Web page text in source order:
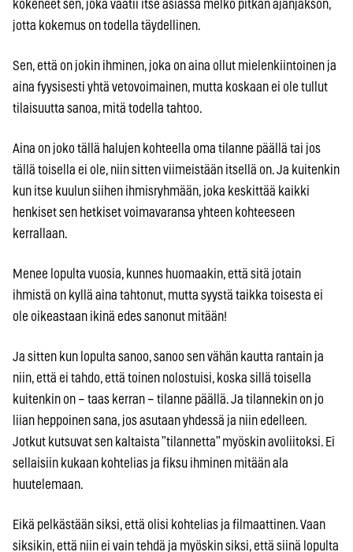
kokeneet sen, joka vaatii itse asiassa melko pitkän ajanjakson,
jotta kokemus on todella täydellinen.
Sen, että on jokin ihminen, joka on aina ollut mielenkiintoinen ja
aina fyysisesti yhtä vetovoimainen, mutta koskaan ei ole tullut
tilaisuutta sanoa, mitä todella tahtoo.
Aina on joko tällä halujen kohteella oma tilanne päällä tai jos
tällä toisella ei ole, niin sitten viimeistään itsellä on. Ja kuitenkin
kun itse kuulun siihen ihmisryhmään, joka keskittää kaikki
henkiset sen hetkiset voimavaransa yhteen kohteeseen
kerrallaan.
Menee lopulta vuosia, kunnes huomaakin, että sitä jotain
ihmistä on kyllä aina tahtonut, mutta syystä taikka toisesta ei
ole oikeastaan ikinä edes sanonut mitään!
Ja sitten kun lopulta sanoo, sanoo sen vähän kautta rantain ja
niin, että ei tahdo, että toinen nolostuisi, koska sillä toisella
kuitenkin on – taas kerran – tilanne päällä. Ja tilannekin on jo
liian heppoinen sana, jos asutaan yhdessä ja niin edelleen.
Jotkut kutsuvat sen kaltaista ”tilannetta” myöskin avoliitoksi. Ei
sellaisiin kukaan kohtelias ja fiksu ihminen mitään ala
huutelemaan.
Eikä pelkästään siksi, että olisi kohtelias ja filmaattinen. Vaan
siksikin, että niin ei vain tehdä ja myöskin siksi, että siinä lopulta